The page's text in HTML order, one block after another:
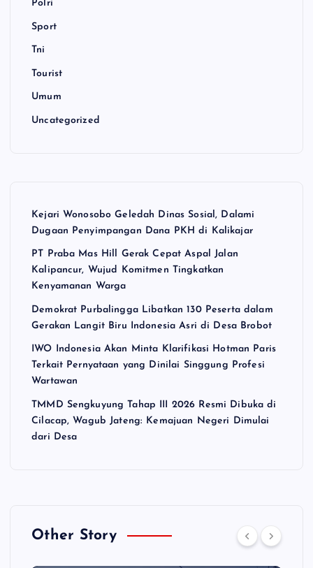
Polri
Sport
Tni
Tourist
Umum
Uncategorized
Kejari Wonosobo Geledah Dinas Sosial, Dalami
Dugaan Penyimpangan Dana PKH di Kalikajar
PT Praba Mas Hill Gerak Cepat Aspal Jalan
Kalipancur, Wujud Komitmen Tingkatkan
Kenyamanan Warga
Demokrat Purbalingga Libatkan 130 Peserta dalam
Gerakan Langit Biru Indonesia Asri di Desa Brobot
IWO Indonesia Akan Minta Klarifikasi Hotman Paris
Terkait Pernyataan yang Dinilai Singgung Profesi
Wartawan
TMMD Sengkuyung Tahap III 2026 Resmi Dibuka di
Cilacap, Wagub Jateng: Kemajuan Negeri Dimulai
dari Desa
Other Story